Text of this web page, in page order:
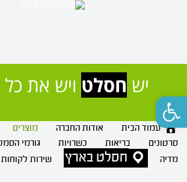
פתח סרגל נגישות
יש חסלט ויש את
עמוד הבית אודות החברה מוצרים
סרטונים
בריאות כשרויות גורמי
מדיה
חסלט בארץ שירות לקוחות